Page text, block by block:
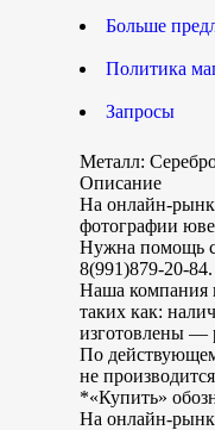
Больше
Политика
Запросы
Металл:
Описание
На онлайн-
фотографии
Нужна помощь
8(991)879-20-84.
Наша компания
таких как:
изготовлены —
По
не
*«Купить»
На онлайн-